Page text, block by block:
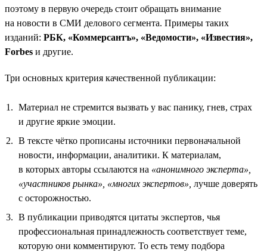
поэтому в первую очередь стоит обращать внимание
на новости в СМИ делового сегмента. Примеры таких
изданий: РБК, «Коммерсантъ», «Ведомости», «Известия»,
Forbes и другие.
Три основных критерия качественной публикации:
Материал не стремится вызвать у вас панику, гнев, страх
и другие яркие эмоции.
В тексте чётко прописаны источники первоначальной
новости, информации, аналитики. К материалам,
в которых авторы ссылаются на «анонимного эксперта»,
«участников рынка», «многих экспертов», лучше доверять
с осторожностью.
В публикации приводятся цитаты экспертов, чья
профессиональная принадлежность соответствует теме,
которую они комментируют. То есть тему подбора